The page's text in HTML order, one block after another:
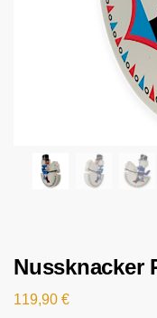
Nussknacker
119,90 €